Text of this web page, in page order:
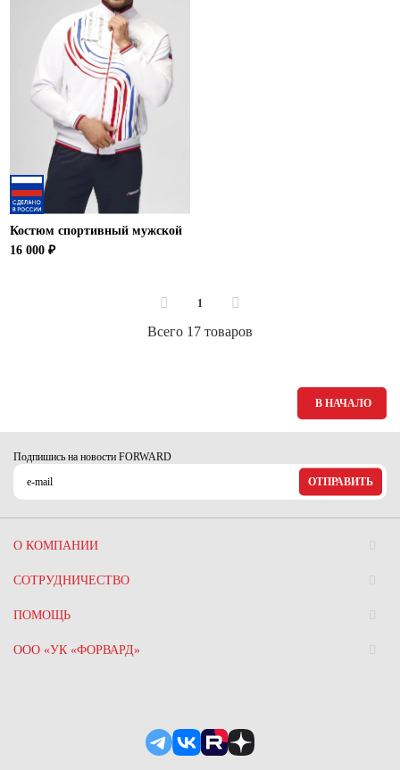
Костюм спортивный мужской
16 000 ₽
1
Всего 17 товаров
В НАЧАЛО
Подпишись на новости FORWARD
ОТПРАВИТЬ
О КОМПАНИИ
СОТРУДНИЧЕСТВО
ПОМОЩЬ
ООО «УК «ФОРВАРД»